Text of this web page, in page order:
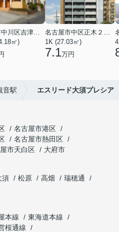
㎡)
1K (27.03㎡)
7.1万円
音駅 エスリード大須プレシア
名古屋市港区
名古屋市熱田区
市天白区
大府市
須 松原 高畑
瑞穂通
本線
東海道本線
桜通線